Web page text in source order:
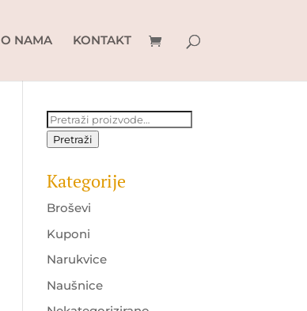
O NAMA KONTAKT
Pretraži:
Pretraži
Kategorije
Broševi
Kuponi
Narukvice
Naušnice